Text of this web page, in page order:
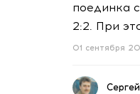
поединка
2:2. При
01 сентября